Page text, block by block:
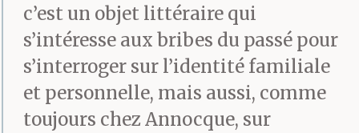
Elle écrivait des lettres
parce qu’elle était
partie.
c’est un objet littéraire qui
s’intéresse aux bribes du passé pour
s’interroger sur l’identité familiale
et personnelle, mais aussi, comme
toujours chez Annocque, sur